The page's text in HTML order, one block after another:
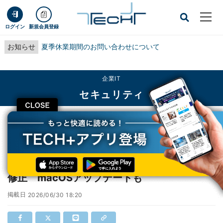
ログイン 新規会員登録
お知らせ 夏季休業期間のお問い合わせについて
CLOSE
企業IT
セキュリティ
TECH+ 企業IT
セキュリティ
iOS/iPadOS 26.5.2提供開始、多数の不具合修正 macOSアップデートも
iOS/iPadOS 26.5.2提供開始、多数の不具合
修正 macOSアップデートも
掲載日 2026/06/30 18:20